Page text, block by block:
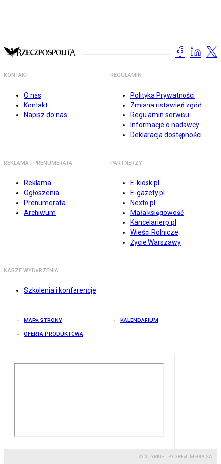
KONTAKT
O nas
Kontakt
Napisz do nas
REGULAMIN
Polityka Prywatności
Zmiana ustawień zgód
Regulamin serwisu
Informacje o nadawcy
Deklaracja dostępności
REKLAMA I PRENUMERATA
Reklama
Ogłoszenia
Prenumerata
Archiwum
PARTNERZY
E-kiosk.pl
E-gazety.pl
Nexto.pl
Mała księgowość
Kancelarierp.pl
Wieści Rolnicze
Życie Warszawy
NASZE WYDARZENIA
Szkolenia i konferencje
MAPA STRONY KALENDARIUM
OFERTA PRODUKTOWA
© COPYRIGHT BY GREMI MEDIA SA